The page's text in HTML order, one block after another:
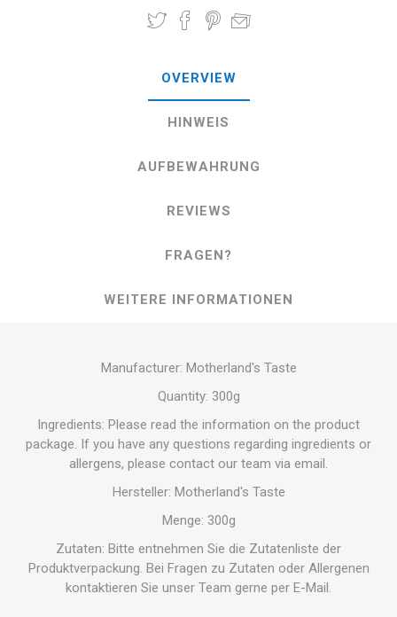
OVERVIEW
HINWEIS
AUFBEWAHRUNG
REVIEWS
FRAGEN?
WEITERE INFORMATIONEN
Manufacturer: Motherland's Taste
Quantity: 300g
Ingredients: Please read the information on the product
package. If you have any questions regarding ingredients or
allergens, please contact our team via email.
Hersteller: Motherland's Taste
Menge: 300g
Zutaten: Bitte entnehmen Sie die Zutatenliste der
Produktverpackung. Bei Fragen zu Zutaten oder Allergenen
kontaktieren Sie unser Team gerne per E-Mail.